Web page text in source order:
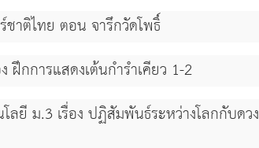
าติไทย ตอน จารึกวัดโพธิ์
ฝึกการแสดงเต้นกำรำเคียว 1-2
ลยี ม.3 เรื่อง ปฏิสัมพันธ์ระหว่างโลกกับดวง